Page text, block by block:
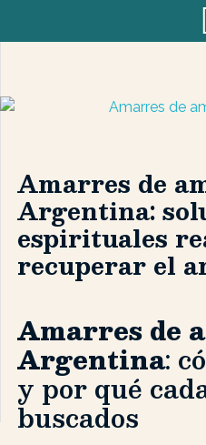
Amarres de
Argentina:
espirituales
recuperar el
Amarres de
Argentina:
y por qué
buscados